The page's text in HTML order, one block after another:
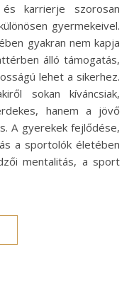
karrierje szorosan
gyermekeivel.
gyakran nem kapja
álló támogatás,
lehet a sikerhez.
sokan kíváncsiak,
hanem a jövő
A gyerekek fejlődése,
a sportolók életében
mentalitás, a sport